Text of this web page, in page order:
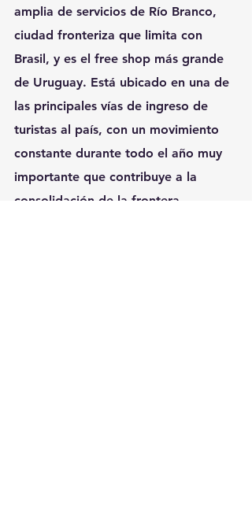
amplia de servicios de Río Branco,
ciudad fronteriza que limita con
Brasil, y es el free shop más grande
de Uruguay. Está ubicado en una de
las principales vías de ingreso de
turistas al país, con un movimiento
constante durante todo el año muy
importante que contribuye a la
consolidación de la frontera.